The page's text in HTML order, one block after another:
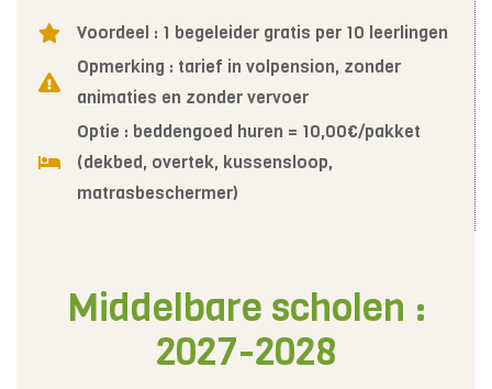
Voordeel : 1 begeleider gratis per 10 leerlingen
Opmerking : tarief in volpension, zonder
animaties en zonder vervoer
Optie : beddengoed huren = 10,00€/pakket
(dekbed, overtek, kussensloop,
matrasbeschermer)
Middelbare scholen :
2027-2028